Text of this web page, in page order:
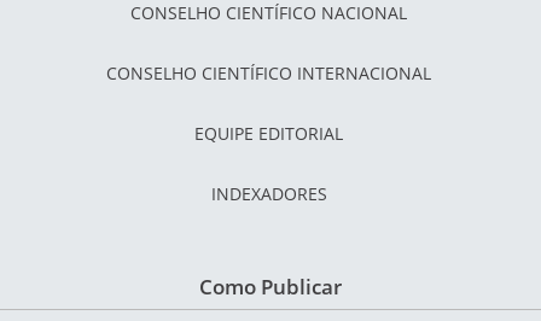
CONSELHO CIENTÍFICO NACIONAL
CONSELHO CIENTÍFICO INTERNACIONAL
EQUIPE EDITORIAL
INDEXADORES
Como Publicar